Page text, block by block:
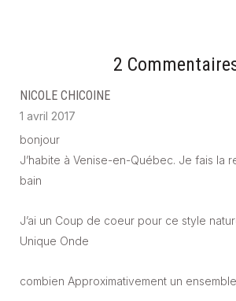
2
NICOLE CHICOINE
1 avril 2017
bonjour
J’habite à Venise-en-Québec. Je fais la
bain
J’ai un Coup de coeur pour ce style
Unique Onde
combien Approximativement un